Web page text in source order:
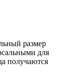
размер
для
получаются